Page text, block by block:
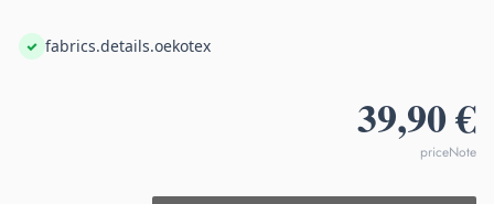
fabrics.details.oekotex
39,90 €
priceNote